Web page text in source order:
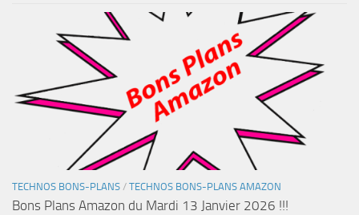
TECHNOS BONS-PLANS / TECHNOS BONS-PLANS AMAZON
Bons Plans Amazon du Mardi 13 Janvier 2026 !!!